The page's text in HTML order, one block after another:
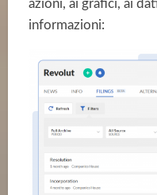
azioni, ai grafici, ai
informazioni: